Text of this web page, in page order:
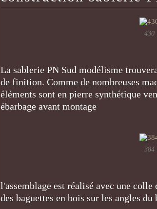
430
La sablerie PN Sud modélisme
de finition. Comme de nombreuses
éléments sont en pierre synthétique
ébarbage avant montage
384
l'assemblage est réalisé avec une
des baguettes en bois sur les angles du